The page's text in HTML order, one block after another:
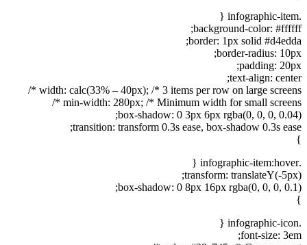
.infographic-item {
background-color: #ffffff;
border: 1px solid #d4edda;
border-radius: 10px;
padding: 20px;
text-align: center;
width: calc(33% – 40px); /* 3 items per row on large screens */
min-width: 280px; /* Minimum width for small screens */
box-shadow: 0 3px 6px rgba(0, 0, 0, 0.04);
transition: transform 0.3s ease, box-shadow 0.3s ease;
}
.infographic-item:hover {
transform: translateY(-5px);
box-shadow: 0 8px 16px rgba(0, 0, 0, 0.1);
}
.infographic-icon {
font-size: 3em;